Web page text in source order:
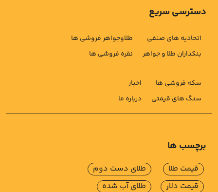
دسترسی سریع
اتحادیه های صنفی
بنکداران طلا و جواهر
طلاوجواهر فروشی ها
نقره فروشی ها
سکه فروشی ها
سنگ های قیمتی
اخبار
درباره ما
برچسب ها
قیمت طلا
قیمت دلار
طلای دست دوم
طلای آب شده